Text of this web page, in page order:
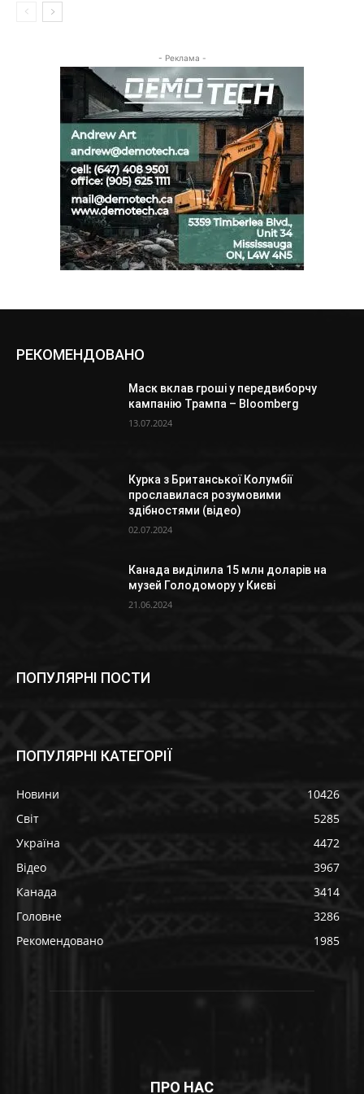
- Реклама -
РЕКОМЕНДОВАНО
Маск вклав гроші у передвиборчу
кампанію Трампа – Bloomberg
13.07.2024
Курка з Британської Колумбії
прославилася розумовими
здібностями (відео)
02.07.2024
Канада виділила 15 млн доларів на
музей Голодомору у Києві
21.06.2024
ПОПУЛЯРНІ ПОСТИ
ПОПУЛЯРНІ КАТЕГОРІЇ
Новини
10426
Світ
5285
Україна
4472
Відео
3967
Канада
3414
Головне
3286
Рекомендовано
1985
ПРО НАС